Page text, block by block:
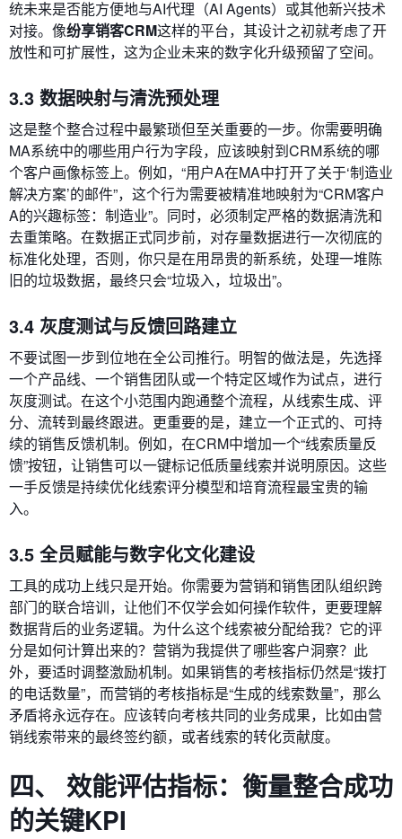
统未来是否能方便地与AI代理（AI Agents）或其他新兴技术
对接。像纷享销客CRM这样的平台，其设计之初就考虑了开
放性和可扩展性，这为企业未来的数字化升级预留了空间。
3.3 数据映射与清洗预处理
这是整个整合过程中最繁琐但至关重要的一步。你需要明确
MA系统中的哪些用户行为字段，应该映射到CRM系统的哪
个客户画像标签上。例如，“用户A在MA中打开了关于‘制造业
解决方案’的邮件”，这个行为需要被精准地映射为“CRM客户
A的兴趣标签：制造业”。同时，必须制定严格的数据清洗和
去重策略。在数据正式同步前，对存量数据进行一次彻底的
标准化处理，否则，你只是在用昂贵的新系统，处理一堆陈
旧的垃圾数据，最终只会“垃圾入，垃圾出”。
3.4 灰度测试与反馈回路建立
不要试图一步到位地在全公司推行。明智的做法是，先选择
一个产品线、一个销售团队或一个特定区域作为试点，进行
灰度测试。在这个小范围内跑通整个流程，从线索生成、评
分、流转到最终跟进。更重要的是，建立一个正式的、可持
续的销售反馈机制。例如，在CRM中增加一个“线索质量反
馈”按钮，让销售可以一键标记低质量线索并说明原因。这些
一手反馈是持续优化线索评分模型和培育流程最宝贵的输
入。
3.5 全员赋能与数字化文化建设
工具的成功上线只是开始。你需要为营销和销售团队组织跨
部门的联合培训，让他们不仅学会如何操作软件，更要理解
数据背后的业务逻辑。为什么这个线索被分配给我？它的评
分是如何计算出来的？营销为我提供了哪些客户洞察？此
外，要适时调整激励机制。如果销售的考核指标仍然是“拨打
的电话数量”，而营销的考核指标是“生成的线索数量”，那么
矛盾将永远存在。应该转向考核共同的业务成果，比如由营
销线索带来的最终签约额，或者线索的转化贡献度。
四、 效能评估指标：衡量整合成功
的关键KPI